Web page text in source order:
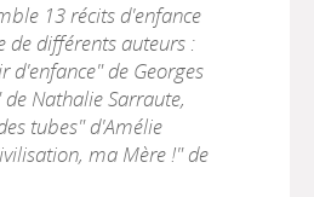
13 récits d'enfance
de différents auteurs :
d'enfance" de Georges
de Nathalie Sarraute,
tubes" d'Amélie
ma Mère !" de